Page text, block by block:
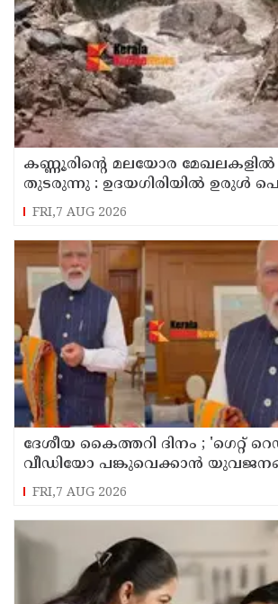
കണ്ണൂരിൻ്റെ മലയോര
തുടരുന്നു : ഉദയഗിരിയിൽ ഉരുൾ
FRI,7 AUG 2026
ദേശീയ കൈത്തറി ദിനം ; 'ഗെറ്റ്
വീഡിയോ പങ്കുവെക്കാൻ
അഭ്യർത്ഥിച്ച് പ്രധാനമന്ത്രി നരേന്ദ്ര
FRI,7 AUG 2026